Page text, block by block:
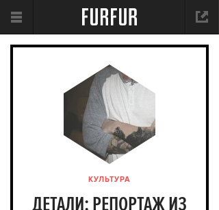
КУЛЬТУРА
ДЕТАЛИ: РЕПОРТАЖ ИЗ